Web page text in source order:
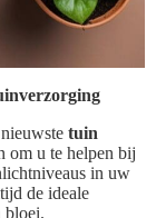
tuin
om u te helpen bij
in uw
de ideale
bloei.